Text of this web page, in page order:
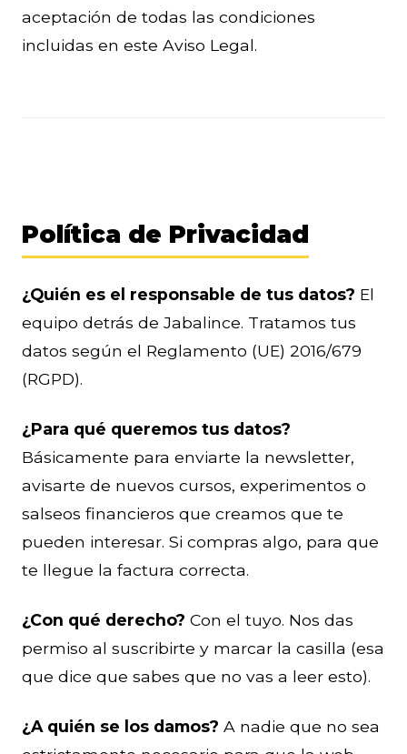
aceptación de todas las condiciones
incluidas en este Aviso Legal.
Política de Privacidad
¿Quién es el responsable de tus datos? El
equipo detrás de Jabalince. Tratamos tus
datos según el Reglamento (UE) 2016/679
(RGPD).
¿Para qué queremos tus datos?
Básicamente para enviarte la newsletter,
avisarte de nuevos cursos, experimentos o
salseos financieros que creamos que te
pueden interesar. Si compras algo, para que
te llegue la factura correcta.
¿Con qué derecho? Con el tuyo. Nos das
permiso al suscribirte y marcar la casilla (esa
que dice que sabes que no vas a leer esto).
¿A quién se los damos? A nadie que no sea